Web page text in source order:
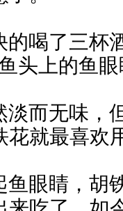
喝了三杯
头上的鱼
而无味，
花就最喜欢
眼睛，胡